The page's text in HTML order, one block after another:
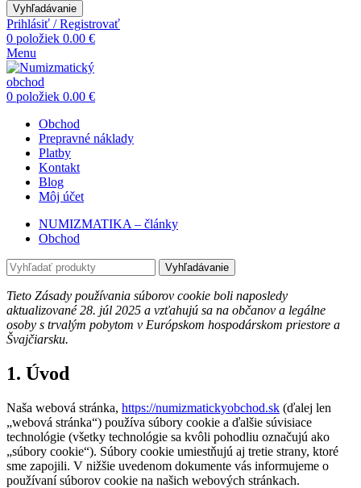
Vyhľadávanie
Prihlásiť / Registrovať
0 položiek 0.00 €
Menu
0 položiek 0.00 €
Obchod
Prepravné náklady
Platby
Kontakt
Blog
Môj účet
NUMIZMATIKA – články
Obchod
Vyhľadávanie
Tieto Zásady používania súborov cookie boli naposledy
aktualizované 28. júl 2025 a vzťahujú sa na občanov a legálne
osoby s trvalým pobytom v Európskom hospodárskom priestore a
Švajčiarsku.
1. Úvod
Naša webová stránka, https://numizmatickyobchod.sk (ďalej len
„webová stránka“) používa súbory cookie a ďalšie súvisiace
technológie (všetky technológie sa kvôli pohodliu označujú ako
„súbory cookie“). Súbory cookie umiestňujú aj tretie strany, ktoré
sme zapojili. V nižšie uvedenom dokumente vás informujeme o
používaní súborov cookie na našich webových stránkach.